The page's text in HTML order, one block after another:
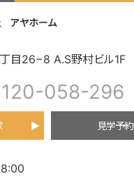
アヤホーム
目26−8 A.S野村ビル1F
058-296
見学予約